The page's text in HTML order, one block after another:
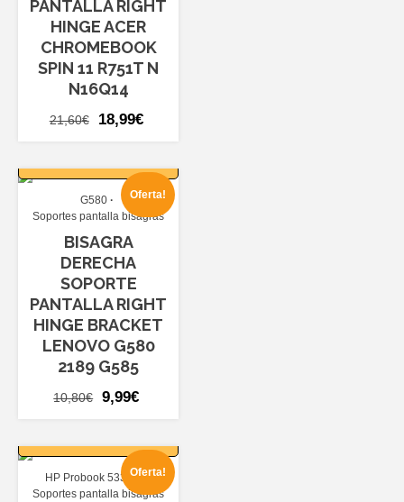
PANTALLA RIGHT
HINGE ACER
CHROMEBOOK
SPIN 11 R751T N
N16Q14
21,60€
El
era:
21,60€.
18,99€
18,99€.
Oferta!
G580
Soportes pantalla bisagras
BISAGRA
DERECHA
SOPORTE
PANTALLA RIGHT
HINGE BRACKET
LENOVO G580
2189 G585
10,80€
El
era:
10,80€.
9,99€
9,99€.
Oferta!
HP Probook 5330M
Soportes pantalla bisagras